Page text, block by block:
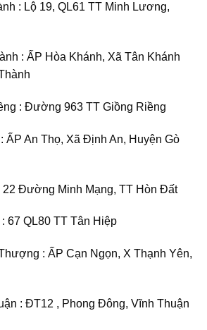
: Lộ 19, QL61 TT Minh Lương,
: ẤP Hòa Khánh, Xã Tân Khánh
: Đường 963 TT Giồng Riềng
ẤP An Thọ, Xã Định An, Huyện Gò
22 Đường Minh Mạng, TT Hòn Đất
67 QL80 TT Tân Hiệp
: ẤP Cạn Ngọn, X Thạnh Yên,
: ĐT12 , Phong Đông, Vĩnh Thuận